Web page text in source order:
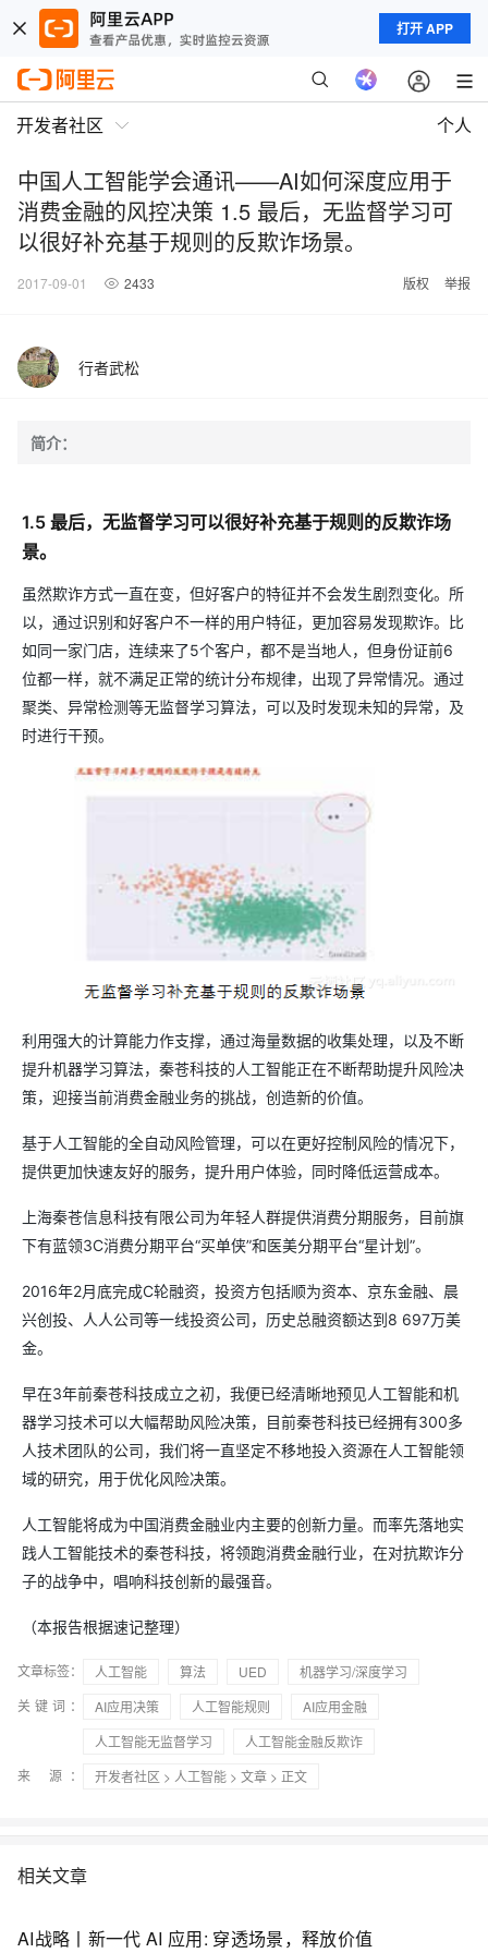
打开 APP
开发者社区 个人
中国人工智能学会通讯——AI如何深度应用于
消费金融的风控决策 1.5 最后，无监督学习可
以很好补充基于规则的反欺诈场景。
2017-09-01 2433 版权 举报
行者武松
简介：
1.5 最后，无监督学习可以很好补充基于规则的反欺诈场
景。
虽然欺诈方式一直在变，但好客户的特征并不会发生剧烈变化。所
以，通过识别和好客户不一样的用户特征，更加容易发现欺诈。比
如同一家门店，连续来了5个客户，都不是当地人，但身份证前6
位都一样，就不满足正常的统计分布规律，出现了异常情况。通过
聚类、异常检测等无监督学习算法，可以及时发现未知的异常，及
时进行干预。
利用强大的计算能力作支撑，通过海量数据的收集处理，以及不断
提升机器学习算法，秦苍科技的人工智能正在不断帮助提升风险决
策，迎接当前消费金融业务的挑战，创造新的价值。
基于人工智能的全自动风险管理，可以在更好控制风险的情况下，
提供更加快速友好的服务，提升用户体验，同时降低运营成本。
上海秦苍信息科技有限公司为年轻人群提供消费分期服务，目前旗
下有蓝领3C消费分期平台“买单侠”和医美分期平台“星计划”。
2016年2月底完成C轮融资，投资方包括顺为资本、京东金融、晨
兴创投、人人公司等一线投资公司，历史总融资额达到8 697万美
金。
早在3年前秦苍科技成立之初，我便已经清晰地预见人工智能和机
器学习技术可以大幅帮助风险决策，目前秦苍科技已经拥有300多
人技术团队的公司，我们将一直坚定不移地投入资源在人工智能领
域的研究，用于优化风险决策。
人工智能将成为中国消费金融业内主要的创新力量。而率先落地实
践人工智能技术的秦苍科技，将领跑消费金融行业，在对抗欺诈分
子的战争中，唱响科技创新的最强音。
（本报告根据速记整理）
文章标签： 人工智能 算法 UED
机器学习/深度学习
关键词：
AI应用决策 人工智能规则
AI应用金融
人工智能无监督学习
人工智能金融反欺诈
来 源：
开发者社区 > 人工智能 > 文章 > 正文
相关文章
AI战略丨新一代 AI 应用: 穿透场景，释放价值